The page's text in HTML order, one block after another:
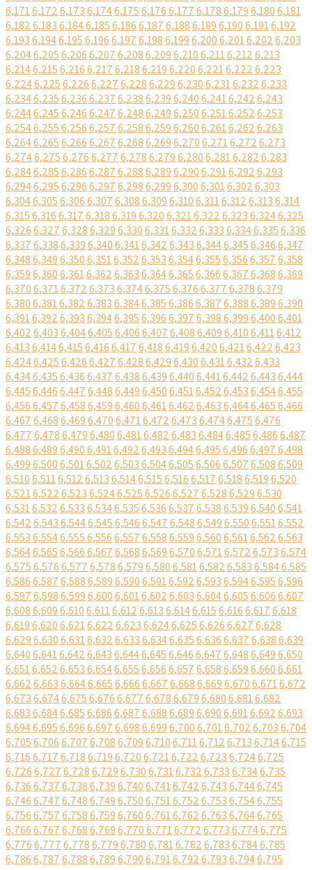
6,1716,1726,1736,1746,1756,1766,1776,1786,1796,1806,181
6,1826,1836,1846,1856,1866,1876,1886,1896,1906,1916,192
6,1936,1946,1956,1966,1976,1986,1996,2006,2016,2026,203
6,2046,2056,2066,2076,2086,2096,2106,2116,2126,213
6,2146,2156,2166,2176,2186,2196,2206,2216,2226,223
6,2246,2256,2266,2276,2286,2296,2306,2316,2326,233
6,2346,2356,2366,2376,2386,2396,2406,2416,2426,243
6,2446,2456,2466,2476,2486,2496,2506,2516,2526,253
6,2546,2556,2566,2576,2586,2596,2606,2616,2626,263
6,2646,2656,2666,2676,2686,2696,2706,2716,2726,273
6,2746,2756,2766,2776,2786,2796,2806,2816,2826,283
6,2846,2856,2866,2876,2886,2896,2906,2916,2926,293
6,2946,2956,2966,2976,2986,2996,3006,3016,3026,303
6,3046,3056,3066,3076,3086,3096,3106,3116,3126,3136,314
6,3156,3166,3176,3186,3196,3206,3216,3226,3236,3246,325
6,3266,3276,3286,3296,3306,3316,3326,3336,3346,3356,336
6,3376,3386,3396,3406,3416,3426,3436,3446,3456,3466,347
6,3486,3496,3506,3516,3526,3536,3546,3556,3566,3576,358
6,3596,3606,3616,3626,3636,3646,3656,3666,3676,3686,369
6,3706,3716,3726,3736,3746,3756,3766,3776,3786,379
6,3806,3816,3826,3836,3846,3856,3866,3876,3886,3896,390
6,3916,3926,3936,3946,3956,3966,3976,3986,3996,4006,401
6,4026,4036,4046,4056,4066,4076,4086,4096,4106,4116,412
6,4136,4146,4156,4166,4176,4186,4196,4206,4216,4226,423
6,4246,4256,4266,4276,4286,4296,4306,4316,4326,433
6,4346,4356,4366,4376,4386,4396,4406,4416,4426,4436,444
6,4456,4466,4476,4486,4496,4506,4516,4526,4536,4546,455
6,4566,4576,4586,4596,4606,4616,4626,4636,4646,4656,466
6,4676,4686,4696,4706,4716,4726,4736,4746,4756,476
6,4776,4786,4796,4806,4816,4826,4836,4846,4856,4866,487
6,4886,4896,4906,4916,4926,4936,4946,4956,4966,4976,498
6,4996,5006,5016,5026,5036,5046,5056,5066,5076,5086,509
6,5106,5116,5126,5136,5146,5156,5166,5176,5186,5196,520
6,5216,5226,5236,5246,5256,5266,5276,5286,5296,530
6,5316,5326,5336,5346,5356,5366,5376,5386,5396,5406,541
6,5426,5436,5446,5456,5466,5476,5486,5496,5506,5516,552
6,5536,5546,5556,5566,5576,5586,5596,5606,5616,5626,563
6,5646,5656,5666,5676,5686,5696,5706,5716,5726,5736,574
6,5756,5766,5776,5786,5796,5806,5816,5826,5836,5846,585
6,5866,5876,5886,5896,5906,5916,5926,5936,5946,5956,596
6,5976,5986,5996,6006,6016,6026,6036,6046,6056,6066,607
6,6086,6096,6106,6116,6126,6136,6146,6156,6166,6176,618
6,6196,6206,6216,6226,6236,6246,6256,6266,6276,628
6,6296,6306,6316,6326,6336,6346,6356,6366,6376,6386,639
6,6406,6416,6426,6436,6446,6456,6466,6476,6486,6496,650
6,6516,6526,6536,6546,6556,6566,6576,6586,6596,6606,661
6,6626,6636,6646,6656,6666,6676,6686,6696,6706,6716,672
6,6736,6746,6756,6766,6776,6786,6796,6806,6816,682
6,6836,6846,6856,6866,6876,6886,6896,6906,6916,6926,693
6,6946,6956,6966,6976,6986,6996,7006,7016,7026,7036,704
6,7056,7066,7076,7086,7096,7106,7116,7126,7136,7146,715
6,7166,7176,7186,7196,7206,7216,7226,7236,7246,725
6,7266,7276,7286,7296,7306,7316,7326,7336,7346,735
6,7366,7376,7386,7396,7406,7416,7426,7436,7446,745
6,7466,7476,7486,7496,7506,7516,7526,7536,7546,755
6,7566,7576,7586,7596,7606,7616,7626,7636,7646,765
6,7666,7676,7686,7696,7706,7716,7726,7736,7746,775
6,7766,7776,7786,7796,7806,7816,7826,7836,7846,785
6,7866,7876,7886,7896,7906,7916,7926,7936,7946,795